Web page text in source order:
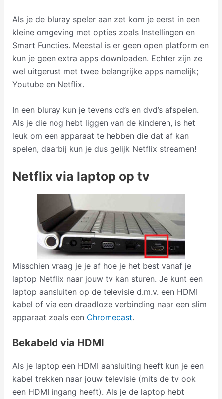
Als je de bluray speler aan zet kom je eerst in een
kleine omgeving met opties zoals Instellingen en
Smart Functies. Meestal is er geen open platform en
kun je geen extra apps downloaden. Echter zijn ze
wel uitgerust met twee belangrijke apps namelijk;
Youtube en Netflix.
In een bluray kun je tevens cd’s en dvd’s afspelen.
Als je die nog hebt liggen van de kinderen, is het
leuk om een apparaat te hebben die dat af kan
spelen, daarbij kun je dus gelijk Netflix streamen!
Netflix via laptop op tv
Misschien vraag je je af hoe je het best vanaf je
laptop Netflix naar jouw tv kan sturen. Je kunt een
laptop aansluiten op de televisie d.m.v. een HDMI
kabel of via een draadloze verbinding naar een slim
apparaat zoals een Chromecast.
Bekabeld via HDMI
Als je laptop een HDMI aansluiting heeft kun je een
kabel trekken naar jouw televisie (mits de tv ook
een HDMI ingang heeft). Als je de laptop hebt